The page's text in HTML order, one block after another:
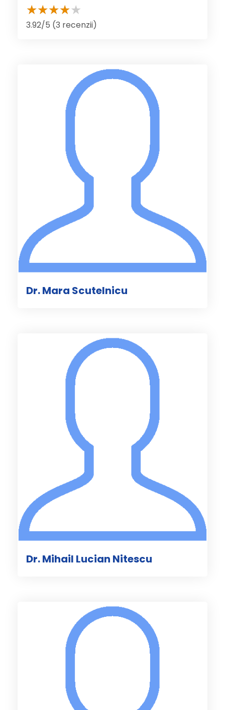
3.92/5 (3 recenzii)
Dr. Mara Scutelnicu
Dr. Mihail Lucian Nitescu